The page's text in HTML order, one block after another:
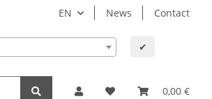
EN News Contact
✔
0,00 €
Office supplies & technology